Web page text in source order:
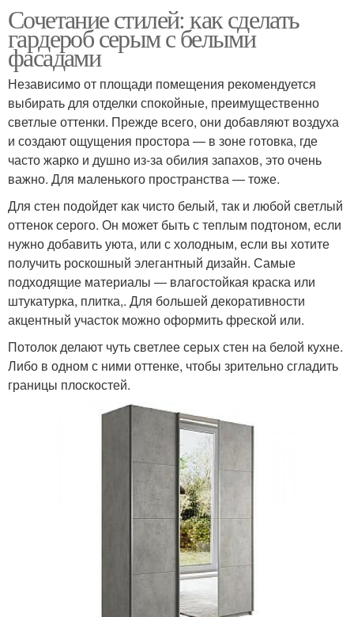
Сочетание стилей: как сделать
гардероб серым с белыми
фасадами
Независимо от площади помещения рекомендуется
выбирать для отделки спокойные, преимущественно
светлые оттенки. Прежде всего, они добавляют воздуха
и создают ощущения простора — в зоне готовка, где
часто жарко и душно из-за обилия запахов, это очень
важно. Для маленького пространства — тоже.
Для стен подойдет как чисто белый, так и любой светлый
оттенок серого. Он может быть с теплым подтоном, если
нужно добавить уюта, или с холодным, если вы хотите
получить роскошный элегантный дизайн. Самые
подходящие материалы — влагостойкая краска или
штукатурка, плитка,. Для большей декоративности
акцентный участок можно оформить фреской или.
Потолок делают чуть светлее серых стен на белой кухне.
Либо в одном с ними оттенке, чтобы зрительно сгладить
границы плоскостей.